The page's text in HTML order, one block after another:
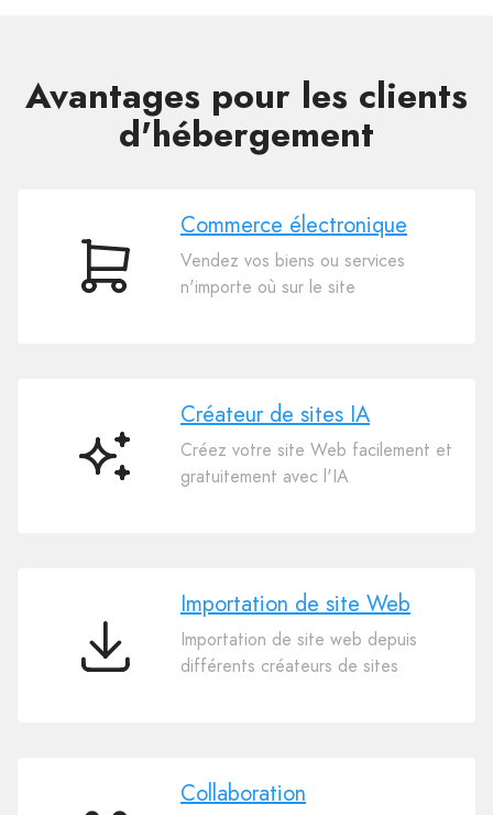
Avantages pour les clients
d'hébergement
Commerce
Commerce électronique
Vendez vos biens ou services
n'importe où sur le site
Créateur
Créateur de sites IA
Créez votre site Web facilement et
gratuitement avec l'IA
Importation
Importation de site Web
Importation de site web depuis
différents créateurs de sites
Collaboration